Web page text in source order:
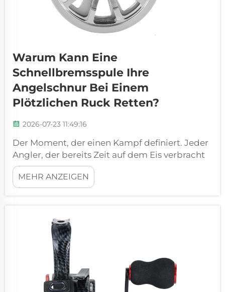
Warum Kann Eine
Schnellbremsspule Ihre
Angelschnur Bei Einem
Plötzlichen Ruck Retten?
2026-07-23 11:49:16
Der Moment, der einen Kampf definiert. Jeder
Angler, der bereits Zeit auf dem Eis verbracht
hat, kennt dieses Gefühl: Die Rutenspitze zuckt
kaum – nur ein subtiler Tipp, der entweder den
Grund oder einen Fisch signalisieren könnte.
MEHR ANZEIGEN